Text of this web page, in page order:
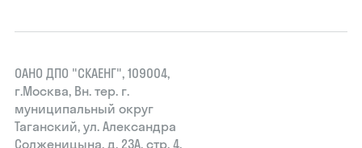
ОАНО ДПО "СКАЕНГ", 109004,
г.Москва, Вн. тер. г.
муниципальный округ
Таганский, ул. Александра
Солженицына, д. 23А, стр. 4,